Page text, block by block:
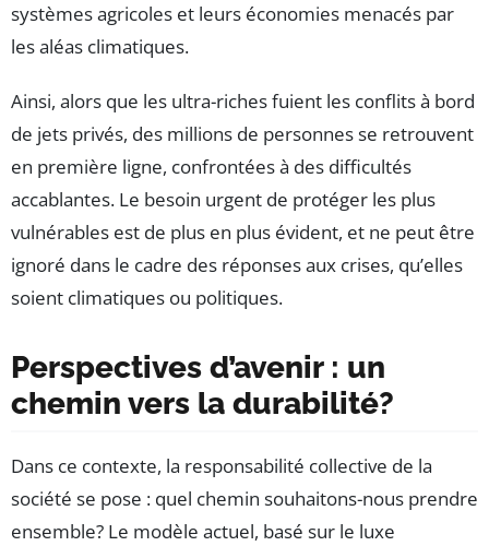
systèmes agricoles et leurs économies menacés par
les aléas climatiques.
Ainsi, alors que les ultra-riches fuient les conflits à bord
de jets privés, des millions de personnes se retrouvent
en première ligne, confrontées à des difficultés
accablantes. Le besoin urgent de protéger les plus
vulnérables est de plus en plus évident, et ne peut être
ignoré dans le cadre des réponses aux crises, qu’elles
soient climatiques ou politiques.
Perspectives d’avenir : un
chemin vers la durabilité?
Dans ce contexte, la responsabilité collective de la
société se pose : quel chemin souhaitons-nous prendre
ensemble? Le modèle actuel, basé sur le luxe